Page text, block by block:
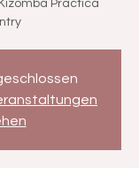
Practica